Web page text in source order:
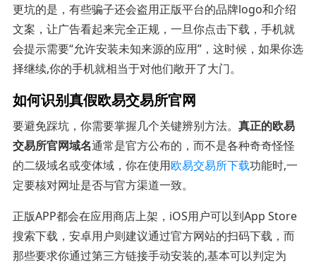
更坑的是，有些骗子还会盗用正版平台的品牌logo和介绍
文案，让广告看起来完全正规，一旦你点击下载，手机就
会提示需要“允许安装未知来源的应用”，这时候，如果你选
择继续,你的手机就相当于对他们敞开了大门。
如何识别真假欧易交易所官网
要避免踩坑，你需要掌握几个关键辨别方法。 真正的欧易
交易所官网域名通常是官方公布的，而不是各种奇奇怪怪
的二级域名或变体域，你在使用欧易交易所下载功能时,一
定要核对网址是否与官方渠道一致。
正版APP都会在应用商店上架，iOS用户可以到App Store
搜索下载，安卓用户则建议通过官方网站的扫码下载，而
那些要求你通过第三方链接手动安装的,基本可以判定为